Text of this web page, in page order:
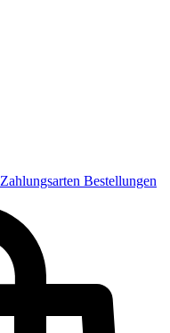
Zahlungsarten Bestellungen